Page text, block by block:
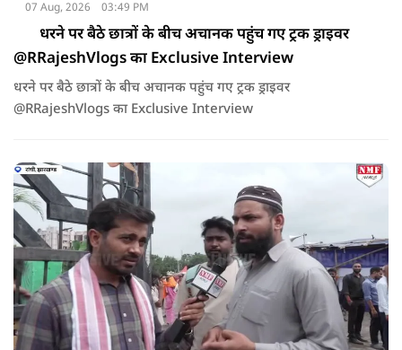
07 Aug, 2026 03:49 PM
धरने पर बैठे छात्रों के बीच अचानक पहुंच गए ट्रक ड्राइवर
@RRajeshVlogs का Exclusive Interview
धरने पर बैठे छात्रों के बीच अचानक पहुंच गए ट्रक ड्राइवर
@RRajeshVlogs का Exclusive Interview